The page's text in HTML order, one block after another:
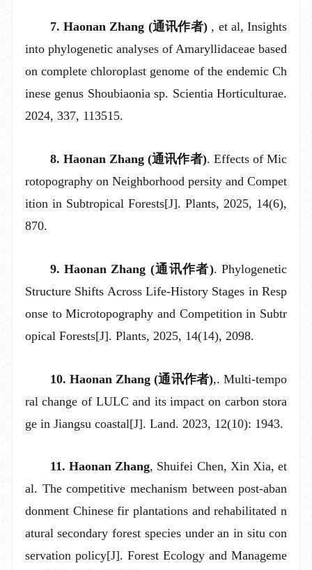
7. Haonan Zhang (通讯作者) , et al, Insights
into phylogenetic analyses of Amaryllidaceae based
on complete chloroplast genome of the endemic Ch
inese genus Shoubiaonia sp. Scientia Horticulturae.
2024, 337, 113515.
8. Haonan Zhang (通讯作者). Effects of Mic
rotopography on Neighborhood persity and Compet
ition in Subtropical Forests[J]. Plants, 2025, 14(6),
870.
9. Haonan Zhang (通讯作者). Phylogenetic
Structure Shifts Across Life-History Stages in Resp
onse to Microtopography and Competition in Subtr
opical Forests[J]. Plants, 2025, 14(14), 2098.
10. Haonan Zhang (通讯作者),. Multi-tempo
ral change of LULC and its impact on carbon stora
ge in Jiangsu coastal[J]. Land. 2023, 12(10): 1943.
11. Haonan Zhang, Shuifei Chen, Xin Xia, et
al. The competitive mechanism between post-aban
donment Chinese fir plantations and rehabilitated n
atural secondary forest species under an in situ con
servation policy[J]. Forest Ecology and Manageme